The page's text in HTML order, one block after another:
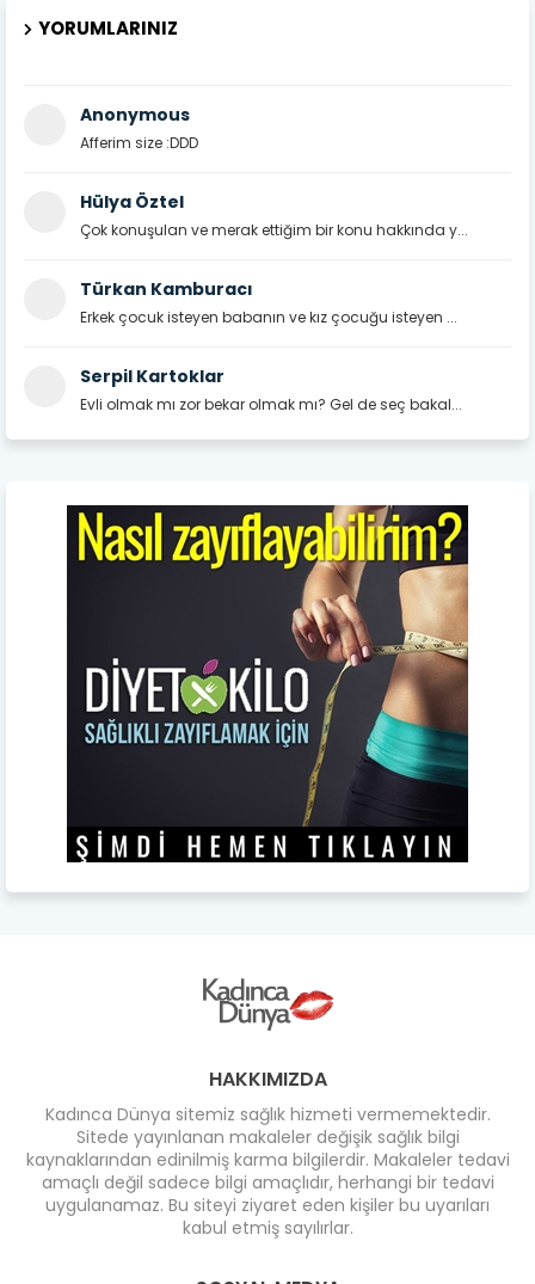
YORUMLARINIZ
Anonymous
Afferim size :DDD
Hülya Öztel
Çok konuşulan ve merak ettiğim bir konu hakkında y...
Türkan Kamburacı
Erkek çocuk isteyen babanın ve kız çocuğu isteyen ...
Serpil Kartoklar
Evli olmak mı zor bekar olmak mı? Gel de seç bakal...
HAKKIMIZDA
Kadınca Dünya sitemiz sağlık hizmeti vermemektedir.
Sitede yayınlanan makaleler değişik sağlık bilgi
kaynaklarından edinilmiş karma bilgilerdir. Makaleler tedavi
amaçlı değil sadece bilgi amaçlıdır, herhangi bir tedavi
uygulanamaz. Bu siteyi ziyaret eden kişiler bu uyarıları
kabul etmiş sayılırlar.